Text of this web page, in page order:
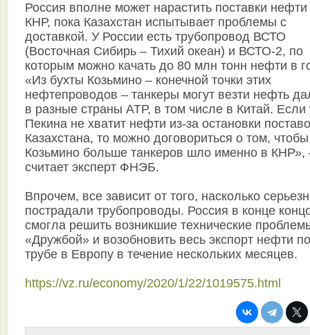
Россия вполне может нарастить поставки нефти
КНР, пока Казахстан испытывает проблемы с
доставкой. У России есть трубопровод ВСТО
(Восточная Сибирь – Тихий океан) и ВСТО-2, по
которым можно качать до 80 млн тонн нефти в
«Из бухты Козьмино – конечной точки этих
нефтепроводов – танкеры могут везти нефть
в разные страны АТР, в том числе в Китай. Если
Пекина не хватит нефти из-за остановки
Казахстана, то можно договориться о том,
Козьмино больше танкеров шло именно в КНР»,
считает эксперт ФНЭБ.
Впрочем, все зависит от того, насколько
пострадали трубопроводы. Россия в конце
смогла решить возникшие технические
«Дружбой» и возобновить весь экспорт нефти по
трубе в Европу в течение нескольких месяцев.
https://vz.ru/economy/2020/1/22/1019575.html